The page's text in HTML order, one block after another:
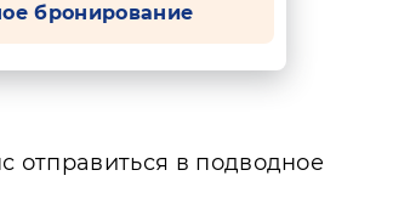
бронирование
отправиться в подводное